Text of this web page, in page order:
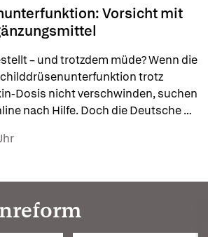
Vorsicht mit
– und trotzdem müde? Wenn die
trotz
Dosis nicht verschwinden, suchen
nach Hilfe. Doch die Deutsche
im Netz. Besonders